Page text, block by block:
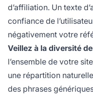
d’affiliation. Un texte
confiance de
négativement votre
Veillez à la diversité
l’ensemble de votre
une répartition
des phrases